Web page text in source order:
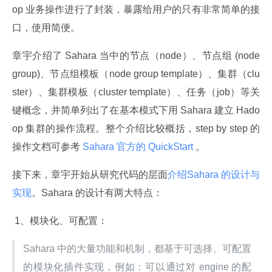
op 业务操作进行了封装，暴露给用户的只有非常简单的接
口，使用简便。
章宇介绍了 Sahara 当中的节点（node）、节点组 (node
group)、节点组模板（node group template）、集群（clu
ster）、集群模板（cluster template）、任务（job）等关
键概念，并简单列出了在基本模式下用 Sahara 建立 Hado
op 集群的操作流程。整个介绍比较概括，step by step 的
操作文档可参考 Sahara 官方的 QuickStart 。
接下来，章宇开始从研究代码的层面介绍Sahara 的设计与
实现。Sahara 的设计有两大特点：
1、模块化、可配置：
Sahara 中的大量功能和机制，都基于可选择、可配置
的模块化插件实现，例如：可以通过对 engine 的配